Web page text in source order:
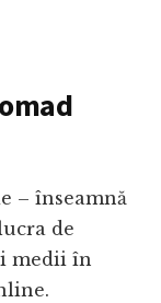
– înseamnă
de
medii în